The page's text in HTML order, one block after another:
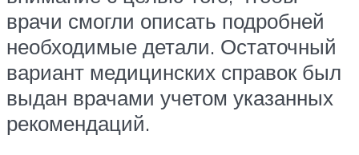
врачи смогли описать подробней
необходимые детали. Остаточный
вариант медицинских справок был
выдан врачами учетом указанных
рекомендаций.